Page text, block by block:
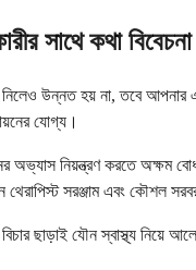
সাথে কথা
নিলেও উন্নত হয় না, তবে
যোগ্য।
অভ্যাস নিয়ন্ত্রণ করতে অক্ষম
সরঞ্জাম এবং কৌশল
ছাড়াই যৌন স্বাস্থ্য নিয়ে